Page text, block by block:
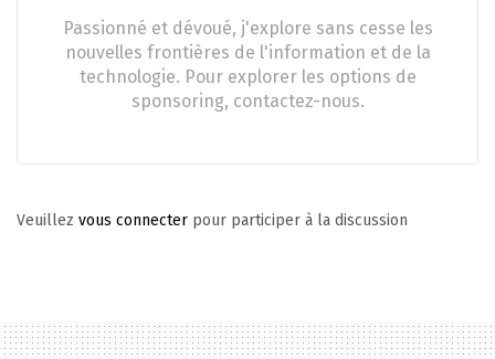
Passionné et dévoué, j'explore sans cesse les
nouvelles frontières de l'information et de la
technologie. Pour explorer les options de
sponsoring, contactez-nous.
Veuillez vous connecter pour participer à la discussion